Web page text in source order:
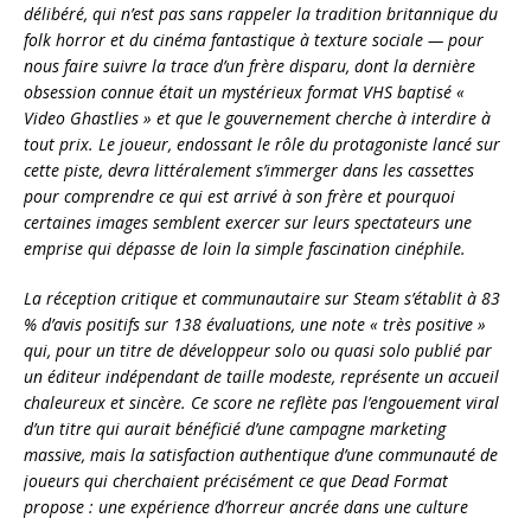
délibéré, qui n’est pas sans rappeler la tradition britannique du
folk horror et du cinéma fantastique à texture sociale — pour
nous faire suivre la trace d’un frère disparu, dont la dernière
obsession connue était un mystérieux format VHS baptisé «
Video Ghastlies » et que le gouvernement cherche à interdire à
tout prix. Le joueur, endossant le rôle du protagoniste lancé sur
cette piste, devra littéralement s’immerger dans les cassettes
pour comprendre ce qui est arrivé à son frère et pourquoi
certaines images semblent exercer sur leurs spectateurs une
emprise qui dépasse de loin la simple fascination cinéphile.
La réception critique et communautaire sur Steam s’établit à 83
% d’avis positifs sur 138 évaluations, une note « très positive »
qui, pour un titre de développeur solo ou quasi solo publié par
un éditeur indépendant de taille modeste, représente un accueil
chaleureux et sincère. Ce score ne reflète pas l’engouement viral
d’un titre qui aurait bénéficié d’une campagne marketing
massive, mais la satisfaction authentique d’une communauté de
joueurs qui cherchaient précisément ce que Dead Format
propose : une expérience d’horreur ancrée dans une culture